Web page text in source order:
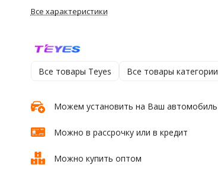
Все характеристики
Все товары Teyes Все товары категории
Можем установить на Ваш автомобиль
Можно в рассрочку или в кредит
Можно купить оптом